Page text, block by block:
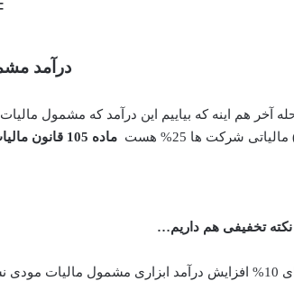
درآمد
آخر هم اینه که بیاییم این درآمد که مشمول
شرکت ها 25% هست
ماده 105 قانون مالیات های مستقیم
نکته تخفیفی هم داریم…